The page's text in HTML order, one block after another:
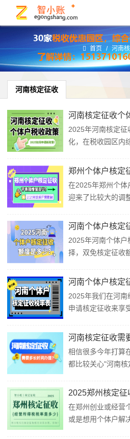
首页 / 河南
河南核定征收
2025年河南核定征
化，在税收园区内
对河南核定征收个
很多税收优惠政策
了解一下河南核定
在2025年郑州个体
迎来了比较大的调
额度适用范围扩大
核也更加严格了
为一般纳税人并取
河南个体户核定
2025年河南个体户
择，双免核定征收
为：120万-500万
下河南个体户核
河南个...
河南个体户核定
2025年我们在河南
申请核定征收来享
策”免征个人所得
电商、建筑等大部
的老板！今天就跟
相信很多今年打算
都比较关心"河南
个月，光滞纳金就
都是线上办理的！
呢？今天就跟随智
2025郑州核定征
在郑州创业或经营
或是想用个体户解